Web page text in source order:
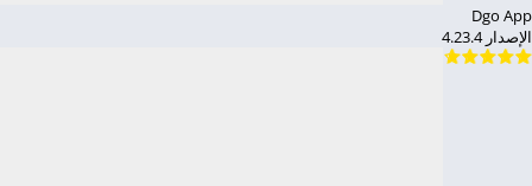
Dgo App
الإصدار 4.23.4